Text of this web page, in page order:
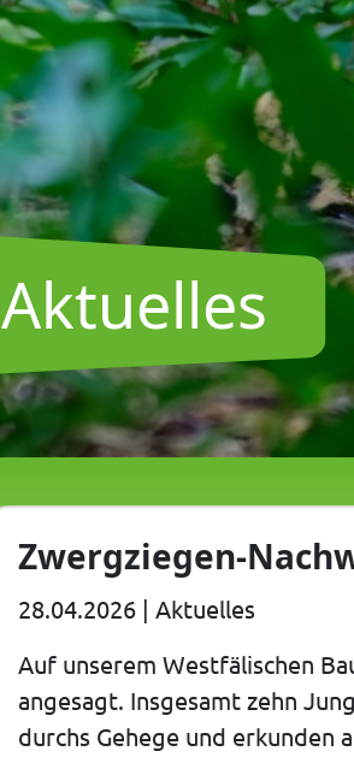
Aktuelles
Zwergziegen-
28.04.2026 | Aktuelles
Auf unserem Westfälischen
angesagt. Insgesamt zehn
durchs Gehege und erkunden